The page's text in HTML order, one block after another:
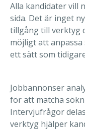
Alla kandidater vill
sida. Det är inget
tillgång till verktyg
möjligt att
ett sätt som
Jobbannonser
för att matcha
Intervjufrågor
verktyg hjälper